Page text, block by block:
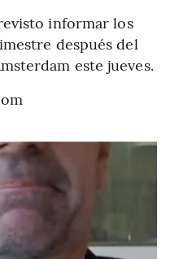
informar los
después del
este jueves.